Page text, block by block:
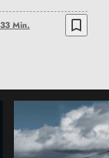
Min. bookmark_border